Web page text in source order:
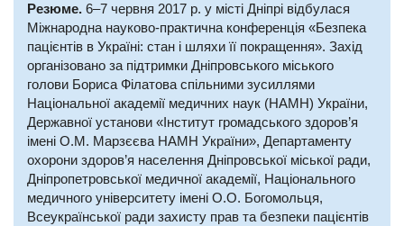
Резюме. 6–7 червня 2017 р. у місті Дніпрі відбулася
Міжнародна науково-практична конференція «Безпека
пацієнтів в Україні: стан і шляхи її покращення». Захід
організовано за підтримки Дніпровського міського
голови Бориса Філатова спільними зусиллями
Національної академії медичних наук (НАМН) України,
Державної установи «Інститут громадського здоров’я
імені О.М. Марзєєва НАМН України», Департаменту
охорони здоров’я населення Дніпровської міської ради,
Дніпропетровської медичної академії, Національного
медичного університету імені О.О. Богомольця,
Всеукраїнської ради захисту прав та безпеки пацієнтів